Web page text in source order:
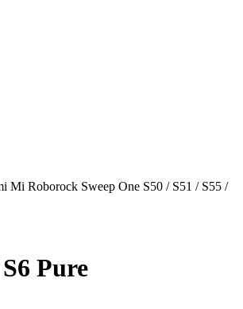
Mi Roborock Sweep One S50 / S51 / S55 /
Pure